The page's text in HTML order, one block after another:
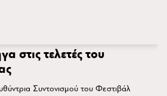
στις τελετές του
Συντονισμού του Φεστιβάλ